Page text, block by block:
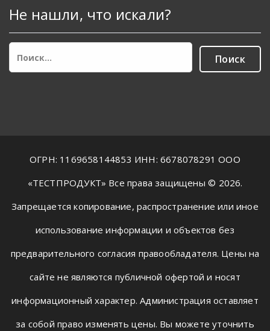
Не нашли, что искали?
Найти:
ОГРН: 1169658144853 ИНН: 6678078291 ООО
«ТЕСТПРОДУКТ» Все права защищены © 2026.
Запрещается копирование, распространение или иное
использование информации и объектов без
предварительного согласия правообладателя. Цены на
сайте не являются публичной офертой и носят
информационный характер. Администрация оставляет
за собой право изменять цены. Вы можете уточнить